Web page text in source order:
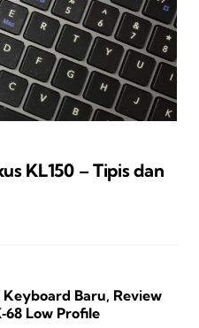
KL150 – Tipis dan
Baru, Review
Low Profile